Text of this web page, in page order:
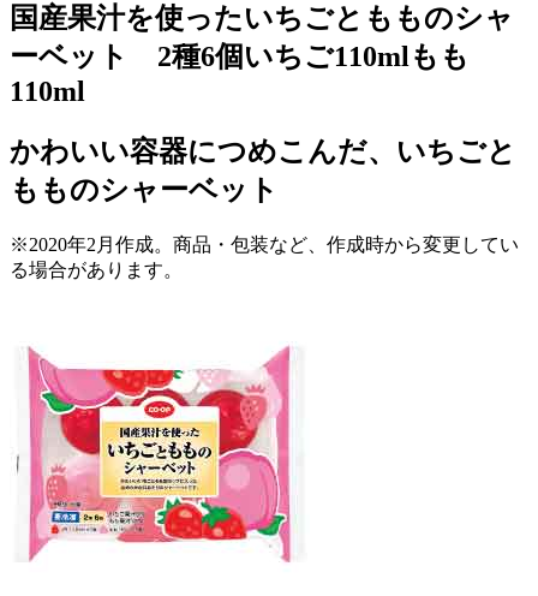
国産果汁を使ったいちごともものシャ
ーベット 2種6個いちご110mlもも
110ml
かわいい容器につめこんだ、いちごと
もものシャーベット
※2020年2月作成。商品・包装など、作成時から変更してい
る場合があります。